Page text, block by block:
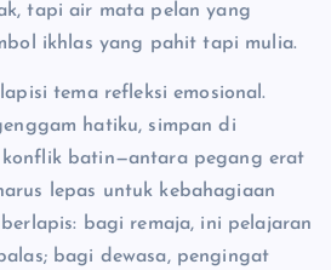
tapi air mata pelan yang
ikhlas yang pahit tapi mulia.
tema refleksi emosional.
hatiku, simpan di
konflik batin—antara pegang erat
lepas untuk kebahagiaan
bagi remaja, ini pelajaran
bagi dewasa, pengingat